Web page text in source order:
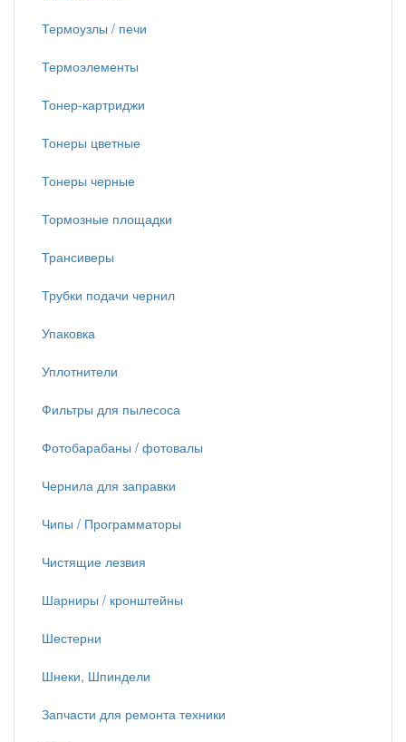
Термоузлы / печи
Термоэлементы
Тонер-картриджи
Тонеры цветные
Тонеры черные
Тормозные площадки
Трансиверы
Трубки подачи чернил
Упаковка
Уплотнители
Фильтры для пылесоса
Фотобарабаны / фотовалы
Чернила для заправки
Чипы / Программаторы
Чистящие лезвия
Шарниры / кронштейны
Шестерни
Шнеки, Шпиндели
Запчасти для ремонта техники